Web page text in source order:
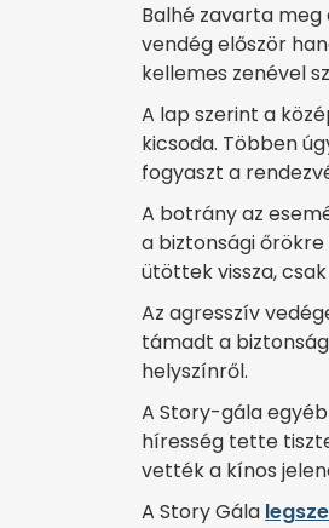
Balhé zavarta meg
vendég először
kellemes zenével
A lap szerint a
kicsoda. Többen
fogyaszt a
A botrány az
a biztonsági
ütöttek vissza,
Az agresszív
támadt a
helyszínről.
A Story-gála
híresség tette
vették a kínos
A Story Gála